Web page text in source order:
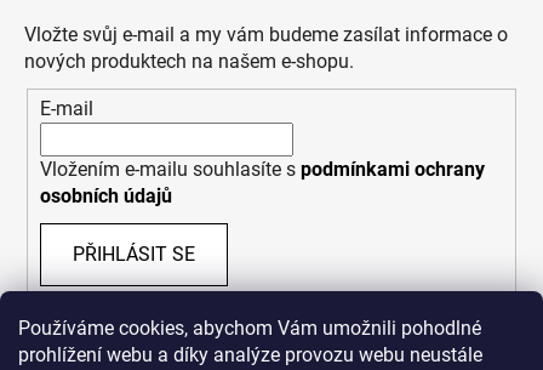
Používáme cookies, abychom Vám umožnili pohodlné
prohlížení webu a díky analýze provozu webu neustále
Vložte svůj e-mail a my vám budeme zasílat informace o
nových produktech na našem e-shopu.
E-mail
Vložením e-mailu souhlasíte s podmínkami ochrany
osobních údajů
PŘIHLÁSIT SE